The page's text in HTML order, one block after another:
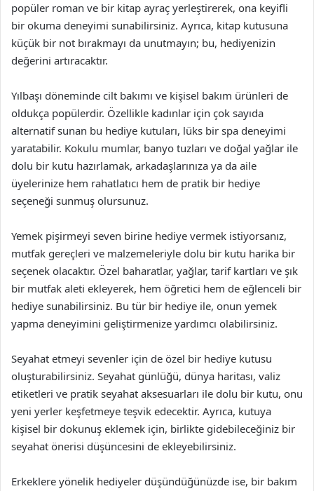
popüler roman ve bir kitap ayraç yerleştirerek, ona keyifli
bir okuma deneyimi sunabilirsiniz. Ayrıca, kitap kutusuna
küçük bir not bırakmayı da unutmayın; bu, hediyenizin
değerini artıracaktır.
Yılbaşı döneminde cilt bakımı ve kişisel bakım ürünleri de
oldukça popülerdir. Özellikle kadınlar için çok sayıda
alternatif sunan bu hediye kutuları, lüks bir spa deneyimi
yaratabilir. Kokulu mumlar, banyo tuzları ve doğal yağlar ile
dolu bir kutu hazırlamak, arkadaşlarınıza ya da aile
üyelerinize hem rahatlatıcı hem de pratik bir hediye
seçeneği sunmuş olursunuz.
Yemek pişirmeyi seven birine hediye vermek istiyorsanız,
mutfak gereçleri ve malzemeleriyle dolu bir kutu harika bir
seçenek olacaktır. Özel baharatlar, yağlar, tarif kartları ve şık
bir mutfak aleti ekleyerek, hem öğretici hem de eğlenceli bir
hediye sunabilirsiniz. Bu tür bir hediye ile, onun yemek
yapma deneyimini geliştirmenize yardımcı olabilirsiniz.
Seyahat etmeyi sevenler için de özel bir hediye kutusu
oluşturabilirsiniz. Seyahat günlüğü, dünya haritası, valiz
etiketleri ve pratik seyahat aksesuarları ile dolu bir kutu, onu
yeni yerler keşfetmeye teşvik edecektir. Ayrıca, kutuya
kişisel bir dokunuş eklemek için, birlikte gidebileceğiniz bir
seyahat önerisi düşüncesini de ekleyebilirsiniz.
Erkeklere yönelik hediyeler düşündüğünüzde ise, bir bakım